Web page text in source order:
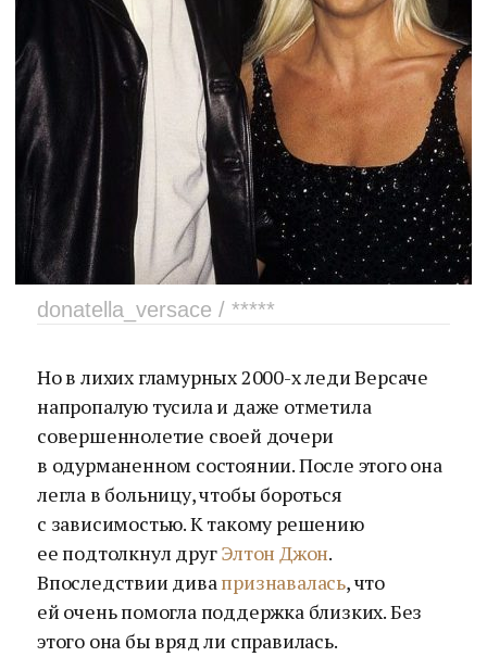
donatella_versace / *****
Но в лихих гламурных 2000-х леди Версаче
напропалую тусила и даже отметила
совершеннолетие своей дочери
в одурманенном состоянии. После этого она
легла в больницу, чтобы бороться
с зависимостью. К такому решению
ее подтолкнул другЭлтон Джон.
Впоследствии дивапризнавалась, что
ей очень помогла поддержка близких. Без
этого она бы вряд ли справилась.